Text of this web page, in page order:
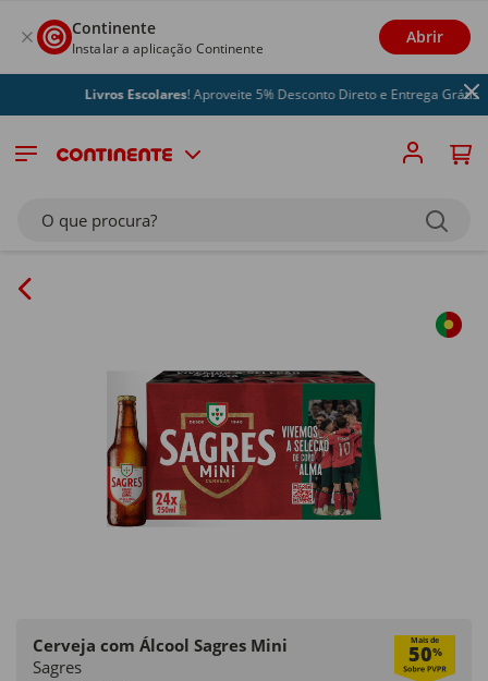
Continente
Instalar a aplicação Continente
Abrir
Livros Escolares! Aproveite 5% Desconto Direto e Entrega Grátis
O que procura?
Cerveja com Álcool Sagres Mini Mais de
50%
Sagres